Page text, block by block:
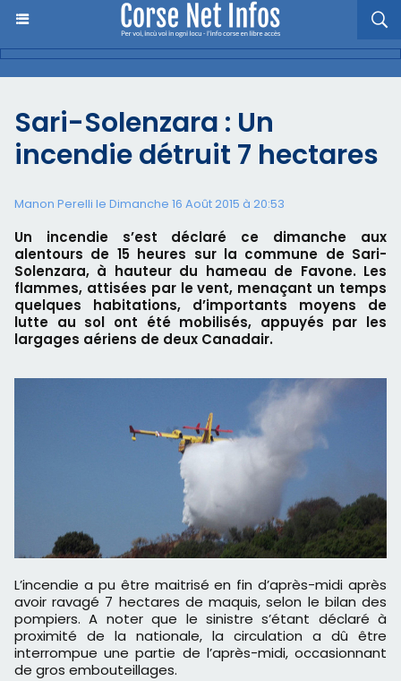
Sari-Solenzara : Un
incendie détruit 7 hectares
Manon Perelli le Dimanche 16 Août 2015 à 20:53
Un incendie s’est déclaré ce dimanche aux
alentours de 15 heures sur la commune de Sari-
Solenzara, à hauteur du hameau de Favone. Les
flammes, attisées par le vent, menaçant un temps
quelques habitations, d’importants moyens de
lutte au sol ont été mobilisés, appuyés par les
largages aériens de deux Canadair.
L’incendie a pu être maitrisé en fin d’après-midi après
avoir ravagé 7 hectares de maquis, selon le bilan des
pompiers. A noter que le sinistre s’étant déclaré à
proximité de la nationale, la circulation a dû être
interrompue une partie de l’après-midi, occasionnant
de gros embouteillages.